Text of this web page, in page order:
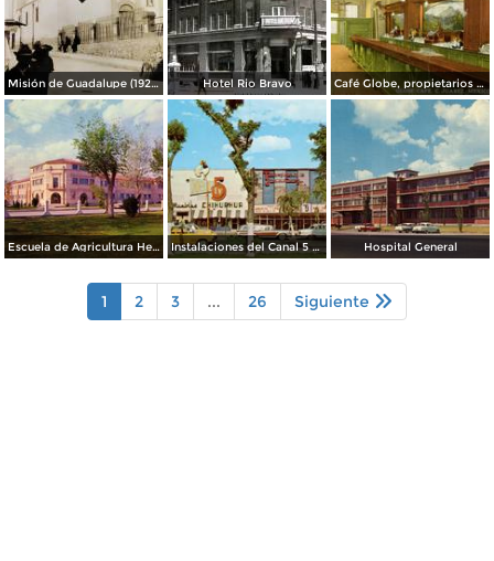
Misión de Guadalupe (1924) Hotel Rio Bravo Café Globe, propietarios Mooney & Hanlan
Escuela de Agricultura Hermanos Escobar Instalaciones del Canal 5 XEJ TV Hospital General
1 2 3 ... 26 Siguiente